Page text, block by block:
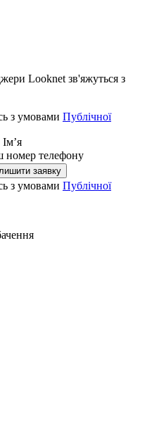
Looknet зв'яжуться з
з умовами Публічної
Ім’я
номер телефону
заявку
з умовами Публічної